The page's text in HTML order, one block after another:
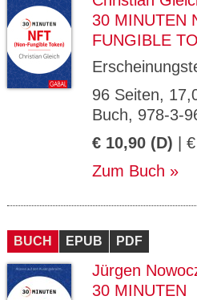
30 MINUTEN
FUNGIBLE
96 Seiten,
Buch, 978-3-
€ 10,90 (D) |
Zum Buch
BUCH EPUB PDF
Jürgen
30 MINUTEN